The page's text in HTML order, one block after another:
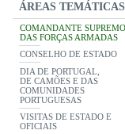
ÁREAS TEMÁTICAS
COMANDANTE SUPREMO
DAS FORÇAS ARMADAS
CONSELHO DE ESTADO
DIA DE PORTUGAL,
DE CAMÕES E DAS
COMUNIDADES
PORTUGUESAS
VISITAS DE ESTADO E
OFICIAIS